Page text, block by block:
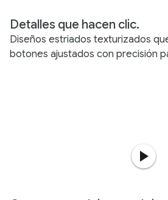
Detalles que hacen clic.
Diseños estriados texturizados
botones ajustados con precisión